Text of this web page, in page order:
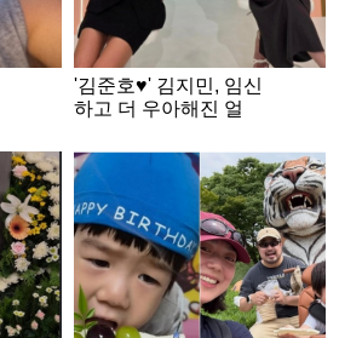
'김준호♥' 김지민, 임신
하고 더 우아해진 얼
황